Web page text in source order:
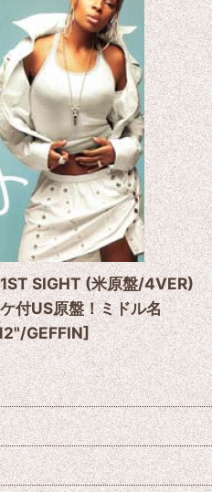
SIGHT (米原盤/4VER)
付US原盤！ミドル名
GEFFIN]